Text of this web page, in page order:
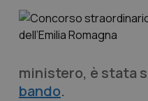
ministero, è stata
bando.